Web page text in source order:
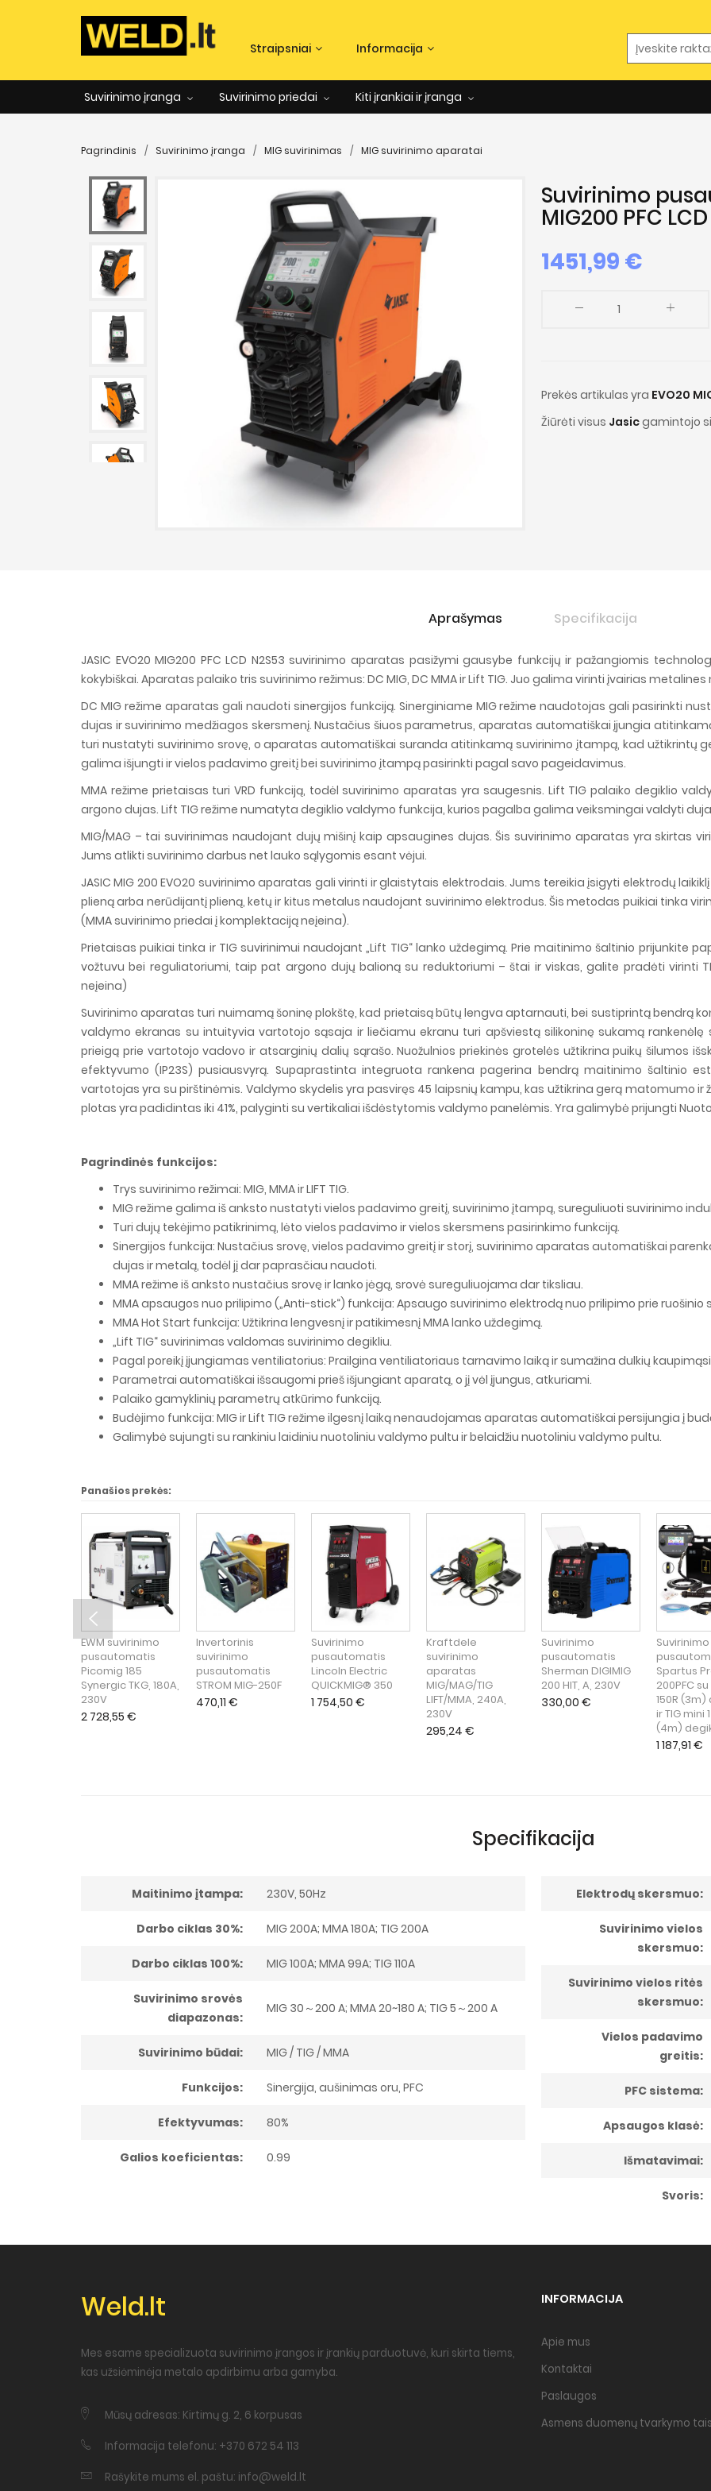
Straipsniai Informacija
Suvirinimo įranga Suvirinimo priedai Kiti įrankiai ir įranga
Pagrindinis Suvirinimo įranga MIG suvirinimas MIG suvirinimo aparatai
Suvirinimo
MIG200 PFC
1451,99 €
Prekės artikulas yra EVO20
Žiūrėti visus Jasicgamintojo
Aprašymas Specifikacija
JASIC EVO20 MIG200 PFC LCD N2S53 suvirinimo aparatas pasižymi gausybe funkcijų ir pažangiomis
kokybiškai. Aparatas palaiko tris suvirinimo režimus: DC MIG, DC MMA ir Lift TIG. Juo galima virinti įvairias
DC MIG režime aparatas gali naudoti sinergijos funkciją. Sinerginiame MIG režime naudotojas gali pasirinkti
dujas ir suvirinimo medžiagos skersmenį. Nustačius šiuos parametrus, aparatas automatiškai įjungia
turi nustatyti suvirinimo srovę, o aparatas automatiškai suranda atitinkamą suvirinimo įtampą, kad užtikrintų
galima išjungti ir vielos padavimo greitį bei suvirinimo įtampą pasirinkti pagal savo pageidavimus.
MMA režime prietaisas turi VRD funkciją, todėl suvirinimo aparatas yra saugesnis. Lift TIG palaiko degiklio
argono dujas. Lift TIG režime numatyta degiklio valdymo funkcija, kurios pagalba galima veiksmingai valdyti
MIG/MAG – tai suvirinimas naudojant dujų mišinį kaip apsaugines dujas. Šis suvirinimo aparatas yra skirtas
Jums atlikti suvirinimo darbus net lauko sąlygomis esant vėjui.
JASIC MIG 200 EVO20 suvirinimo aparatas gali virinti ir glaistytais elektrodais. Jums tereikia įsigyti elektrodų
plieną arba nerūdijantį plieną, ketų ir kitus metalus naudojant suvirinimo elektrodus. Šis metodas puikiai tinka
(MMA suvirinimo priedai į komplektaciją neįeina).
Prietaisas puikiai tinka ir TIG suvirinimui naudojant „Lift TIG“ lanko uždegimą. Prie maitinimo šaltinio prijunkite
vožtuvu bei reguliatoriumi, taip pat argono dujų balioną su reduktoriumi – štai ir viskas, galite pradėti virinti
neįeina)
Suvirinimo aparatas turi nuimamą šoninę plokštę, kad prietaisą būtų lengva aptarnauti, bei sustiprintą bendrą
valdymo ekranas su intuityvia vartotojo sąsaja ir liečiamu ekranu turi apšviestą silikoninę sukamą
prieigą prie vartotojo vadovo ir atsarginių dalių sąrašo. Nuožulnios priekinės grotelės užtikrina puikų šilumos
efektyvumo (IP23S) pusiausvyrą. Supaprastinta integruota rankena pagerina bendrą maitinimo šaltinio
vartotojas yra su pirštinėmis. Valdymo skydelis yra pasviręs 45 laipsnių kampu, kas užtikrina gerą matomumo
plotas yra padidintas iki 41%, palyginti su vertikaliai išdėstytomis valdymo panelėmis. Yra galimybė prijungti
Pagrindinės funkcijos:
Trys suvirinimo režimai: MIG, MMA ir LIFT TIG.
MIG režime galima iš anksto nustatyti vielos padavimo greitį, suvirinimo įtampą, sureguliuoti suvirinimo
Turi dujų tekėjimo patikrinimą, lėto vielos padavimo ir vielos skersmens pasirinkimo funkciją.
Sinergijos funkcija: Nustačius srovę, vielos padavimo greitį ir storį, suvirinimo aparatas automatiškai
dujas ir metalą, todėl jį dar paprasčiau naudoti.
MMA režime iš anksto nustačius srovę ir lanko jėgą, srovė sureguliuojama dar tiksliau.
MMA apsaugos nuo prilipimo („Anti-stick“) funkcija: Apsaugo suvirinimo elektrodą nuo prilipimo prie ruošinio
MMA Hot Start funkcija: Užtikrina lengvesnį ir patikimesnį MMA lanko uždegimą.
„Lift TIG“ suvirinimas valdomas suvirinimo degikliu.
Pagal poreikį įjungiamas ventiliatorius: Prailgina ventiliatoriaus tarnavimo laiką ir sumažina dulkių
Parametrai automatiškai išsaugomi prieš išjungiant aparatą, o jį vėl įjungus, atkuriami.
Palaiko gamyklinių parametrų atkūrimo funkciją.
Budėjimo funkcija: MIG ir Lift TIG režime ilgesnį laiką nenaudojamas aparatas automatiškai persijungia į
Galimybė sujungti su rankiniu laidiniu nuotoliniu valdymo pultu ir belaidžiu nuotoliniu valdymo pultu.
Panašios prekės:
EWM suvirinimo
pusautomatis
Picomig 185
Synergic TKG, 180A,
230V
2 728,55 €
Invertorinis
suvirinimo
pusautomatis
STROM MIG-250F
470,11 €
Suvirinimo
pusautomatis
Lincoln Electric
QUICKMIG® 350
1 754,50 €
Kraftdele
suvirinimo
aparatas
MIG/MAG/TIG
LIFT/MMA, 240A,
230V
295,24 €
Suvirinimo
pusautomatis
Sherman DIGIMIG
200 HIT, A, 230V
330,00 €
Suvirinimo
Spartus
200PFC su
150R (3m)
ir TIG mini
(4m)
1 187,91 €
Specifikacija
Maitinimo įtampa: 230V, 50Hz
Darbo ciklas 30%: MIG 200A; MMA 180A; TIG 200A
Darbo ciklas 100%: MIG 100A; MMA 99A; TIG 110A
Suvirinimo srovės
diapazonas:
MIG 30～200 A; MMA 20~180 A; TIG 5～200 A
Suvirinimo būdai: MIG / TIG / MMA
Funkcijos: Sinergija, aušinimas oru, PFC
Efektyvumas: 80%
Galios koeficientas: 0.99
Elektrodų skersmuo:
Suvirinimo vielos
skersmuo:
Suvirinimo vielos ritės
skersmuo:
Vielos padavimo
greitis:
PFC sistema:
Apsaugos klasė:
Išmatavimai:
Svoris:
Weld.lt
Mes esame specializuota suvirinimo įrangos ir įrankių parduotuvė, kuri skirta tiems,
kas užsiėminėja metalo apdirbimu arba gamyba.
Mūsų adresas: Kirtimų g. 2, 6 korpusas
Informacija telefonu: +370 672 54 113
Rašykite mums el. paštu: info@weld.lt
INFORMACIJA
Apie mus
Kontaktai
Paslaugos
Asmens duomenų tvarkymo